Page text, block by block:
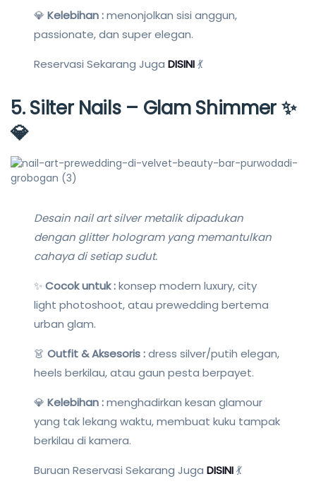
💎Kelebihan :menonjolkan sisi anggun,
passionate, dan super elegan.
Reservasi Sekarang JugaDISINI💃
5. Silter Nails – Glam Shimmer✨
💎
Desain nail art silver metalik dipadukan
dengan glitter hologram yang memantulkan
cahaya di setiap sudut.
✨Cocok untuk :konsep modern luxury, city
light photoshoot, atau prewedding bertema
urban glam.
👗Outfit & Aksesoris :dress silver/putih elegan,
heels berkilau, atau gaun pesta berpayet.
💎Kelebihan :menghadirkan kesan glamour
yang tak lekang waktu, membuat kuku tampak
berkilau di kamera.
Buruan Reservasi Sekarang JugaDISINI💃